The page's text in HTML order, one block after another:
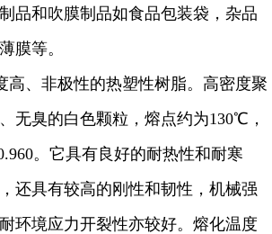
品和吹膜制品如食品包装袋，杂品
膜等。
高、非极性的热塑性树脂。高密度聚
无臭的白色颗粒，熔点约为130℃，
。它具有良好的耐热性和耐寒
还具有较高的刚性和韧性，机械强
环境应力开裂性亦较好。熔化温度